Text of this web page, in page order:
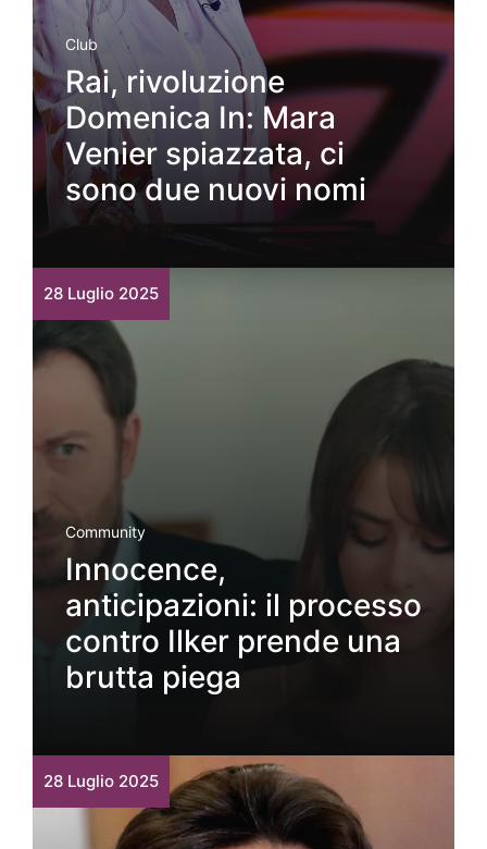
Club
Rai, rivoluzione
Domenica In: Mara
Venier spiazzata, ci
sono due nuovi nomi
28 Luglio 2025
Community
Innocence,
anticipazioni: il processo
contro Ilker prende una
brutta piega
28 Luglio 2025